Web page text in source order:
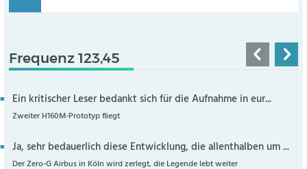
Frequenz 123,45
Ein kritischer Leser bedankt sich für die Aufnahme in eur...
Zweiter H160M-Prototyp fliegt
Ja, sehr bedauerlich diese Entwicklung, die allenthalben um ...
Der Zero-G Airbus in Köln wird zerlegt, die Legende lebt weiter